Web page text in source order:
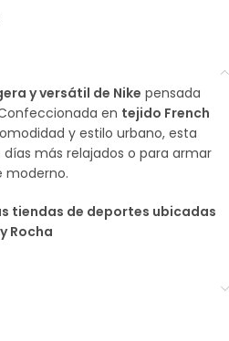
y versátil de Nike pensada
en tejido French
y estilo urbano, esta
más relajados o para armar
moderno.
tiendas de deportes ubicadas
Rocha